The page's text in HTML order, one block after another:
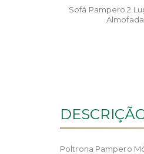
Sofá Pampero 2
Poltrona Pampero